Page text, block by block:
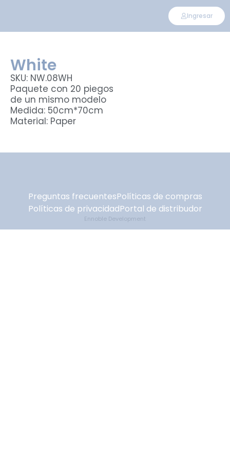
Ingresar
White
SKU: NW.08WH
Paquete con 20 piegos
de un mismo modelo
Medida: 50cm*70cm
Material: Paper
Preguntas frecuentesPolíticas de compras
Políticas de privacidadPortal de distribudor
Ennoble Development